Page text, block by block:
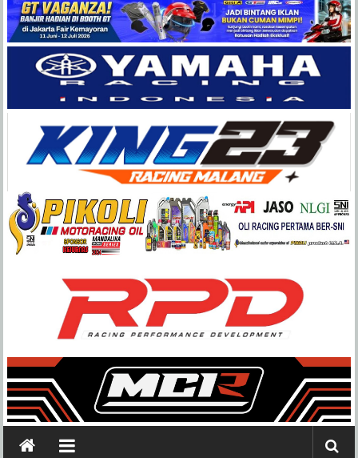
Balap
Paling
Lengkap